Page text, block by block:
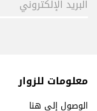
معلومات للزوار
الوصول إلى هنا